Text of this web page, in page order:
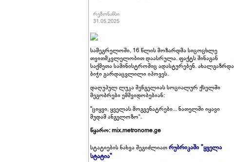
რეზონანსი
31.05.2025
სამეგრელოში, 16 წლის მოზარდმა სიცოცხლე
თვითმკვლელობით დაასრულა. ფაქტს შინაგან
საქმეთა სამინისტროშიც ადასტურებენ. ახალგაზრდა
ბიჭი გარდაცვლილი იპოვეს.
დაღუპულ ლუკა შენგელიას სოციალურ ქსელში
მეგობრები ემშვიდობებიან:
"ციყვი, ყველას მოგვენატრები... ნათელში იყავი
მუდამ ანგელოზო“.
წყარო: mix.metronome.ge
სტატიების ნახვა შეგიძლიათრუბრიკაში "ყველა
სტატია"